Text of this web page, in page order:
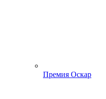
Премия Оскар